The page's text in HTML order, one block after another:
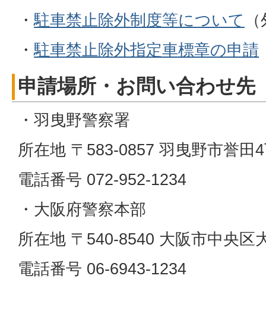
・駐車禁止除外制度等について
・駐車禁止除外指定車標章の申請
申請場所・お問い合わせ先
・羽曳野警察署
所在地 〒583-0857 羽曳野市誉田
電話番号 072-952-1234
・大阪府警察本部
所在地 〒540-8540 大阪市中央区
電話番号 06-6943-1234